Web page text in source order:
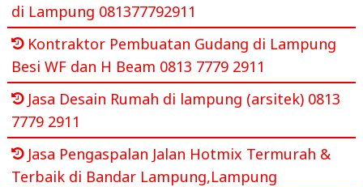
di Lampung 081377792911
Kontraktor Pembuatan Gudang di Lampung
Besi WF dan H Beam 0813 7779 2911
Jasa Desain Rumah di lampung (arsitek) 0813
7779 2911
Jasa Pengaspalan Jalan Hotmix Termurah &
Terbaik di Bandar Lampung,Lampung